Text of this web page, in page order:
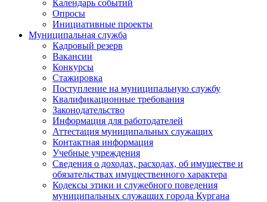
Календарь событий
Опросы
Инициативные проекты
Муниципальная служба
Кадровый резерв
Вакансии
Конкурсы
Стажировка
Поступление на муниципальную службу
Квалификационные требования
Законодательство
Информация для работодателей
Аттестация муниципальных служащих
Контактная информация
Учебные учреждения
Сведения о доходах, расходах, об имуществе и
обязательствах имущественного характера
Кодексы этики и служебного поведения
муниципальных служащих города Кургана